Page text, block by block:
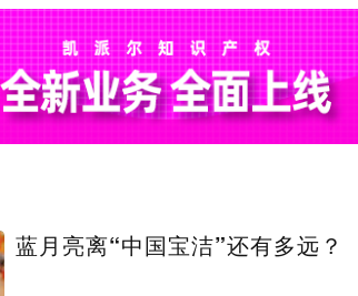
蓝月亮离“中国宝洁”还有多远？